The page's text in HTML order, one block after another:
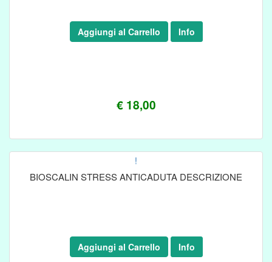
€ 18,00
Aggiungi al Carrello Info
!
BIOSCALIN STRESS ANTICADUTA DESCRIZIONE
Aggiungi al Carrello Info